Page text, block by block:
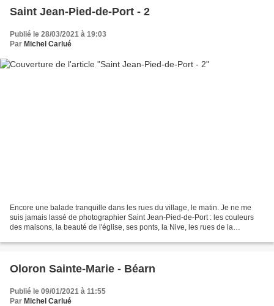
Saint Jean-Pied-de-Port - 2
Publié le 28/03/2021 à 19:03
Par Michel Carlué
Encore une balade tranquille dans les rues du village, le matin. Je ne me
suis jamais lassé de photographier Saint Jean-Pied-de-Port : les couleurs
des maisons, la beauté de l'église, ses ponts, la Nive, les rues de la
Oloron Sainte-Marie - Béarn
Publié le 09/01/2021 à 11:55
Par Michel Carlué